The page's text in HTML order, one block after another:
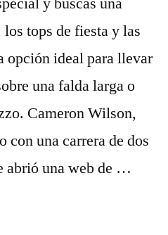
tops de fiesta y las
opción ideal para llevar
una falda larga o
Cameron Wilson,
con una carrera de dos
abrió una web de …